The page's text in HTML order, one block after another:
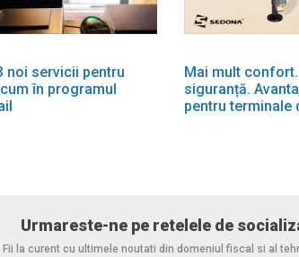
noi servicii pentru
în programul
Mai mult
siguranță.
pentru terminale
Urmareste-ne pe retelele de
Fii la curent cu ultimele noutati din domeniul fiscal si al